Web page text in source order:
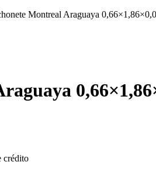
Montreal Araguaya
crédito